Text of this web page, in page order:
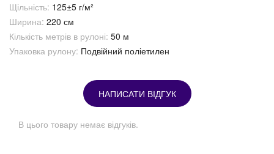
Щільність: 125±5 г/м²
Ширина: 220 см
Кількість метрів в рулоні: 50 м
Упаковка рулону: Подвійний поліетилен
НАПИСАТИ ВІДГУК
В цього товару немає відгуків.